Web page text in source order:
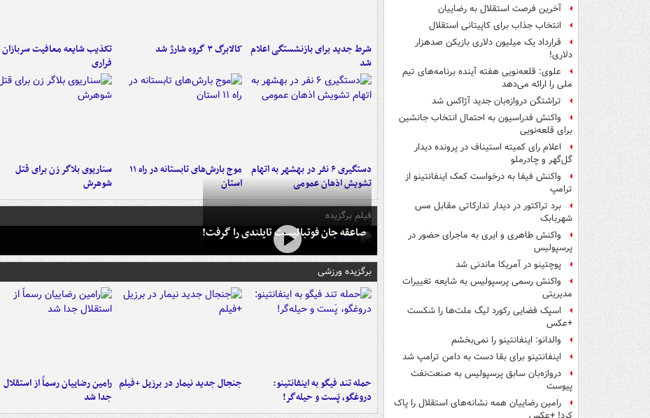
آخرین فرصت استقلال به رضاییان
انتخاب جذاب برای کاپیتانی استقلال
قرارداد یک میلیون دلاری بازیکن صدهزار
دلاری!
علوی: قلعه‌نویی هفته آینده برنامه‌های تیم
ملی را ارائه می‌دهد
تراِشتگن دروازه‌بان جدید آژاکس شد
واکنش فدراسیون به احتمال انتخاب جانشین
برای قلعه‌نویی
اعلام رای کمیته استیناف در پرونده دیدار
گل‌گهر و چادرملو
واکنش فیفا به درخواست کمک اینفانتینو از
ترامپ
برد تراکتور در دیدار تدارکاتی مقابل مس
شهربابک
واکنش طاهری و ایری به ماجرای حضور در
پرسپولیس
پوچتینو در آمریکا ماندنی شد
واکنش رسمی پرسپولیس به شایعه تغییرات
مدیریتی
اسپک فضایی رکورد لیگ ملت‌ها را شکست
+عکس
والدانو: اینفانتینو را نمی‌بخشم
اینفانتینو برای بقا دست به دامن ترامپ شد
دروازه‌بان سابق پرسپولیس به صنعت‌نفت
پیوست
رامین رضاییان همه نشانه‌های استقلال را پاک
شرط جدید برای بازنشستگی اعلام
شد
کالابرگ ۳ گروه شارژ شد
تکذیب شایعه معافیت سربازان
فراری
دستگیری ۶ نفر در بهشهر به اتهام
تشویش اذهان عمومی
موج بارش‌های تابستانه در راه ۱۱
استان
سناریوی بلاگر زن برای قتل
شوهرش
فیلم برگزیده
صاعقه جان فوتبالیست تایلندی را گرفت!
برگزیده ورزشی
حمله تند فیگو به اینفانتینو:
دروغگو، پَست‌ و حیله‌گر!
جنجال جدید نیمار در برزیل +فیلم رامین رضاییان رسماً از استقلال
جدا شد